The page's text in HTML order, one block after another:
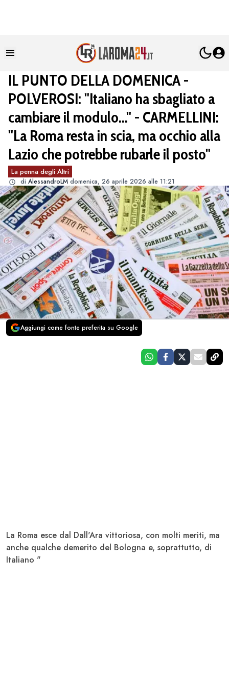
IL PUNTO DELLA DOMENICA -
POLVEROSI: "Italiano ha sbagliato a
cambiare il modulo..." - CARMELLINI:
"La Roma resta in scia, ma occhio alla
Lazio che potrebbe rubarle il posto"
La penna degli Altri
di AlessandroLM domenica, 26 aprile 2026 alle 11:21
Aggiungi come fonte preferita su Google
La Roma esce dal Dall'Ara vittoriosa, con molti meriti, ma
anche qualche demerito del Bologna e, soprattutto, di
Italiano "